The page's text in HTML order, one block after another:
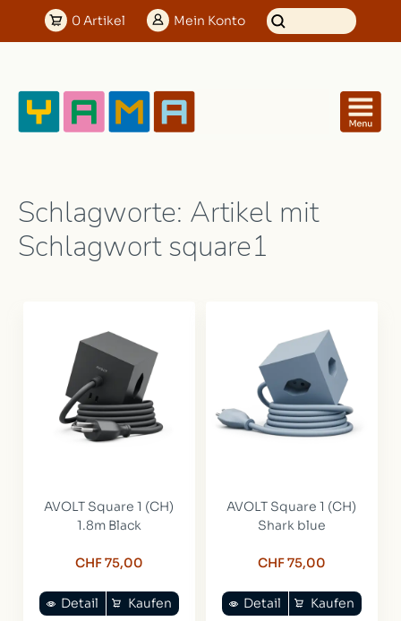
0Artikel Mein Konto
Schlagworte: Artikel mit
Schlagwort square1
AVOLT Square 1 (CH)
1.8m Black
CHF 75,00
Kaufen
Detail
AVOLT Square 1 (CH)
Shark blue
CHF 75,00
Kaufen
Detail